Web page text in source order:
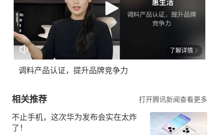
了解详情
调料产品认证，提升品牌竞争力
相关推荐 打开腾讯新闻查看更多
不止手机，这次华为发布会实在太炸
了！